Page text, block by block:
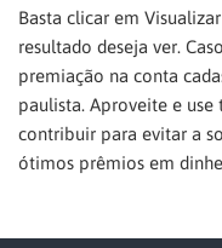
Basta clicar em
resultado deseja ver.
premiação na conta
paulista. Aproveite e use
contribuir para evitar a
ótimos prêmios em